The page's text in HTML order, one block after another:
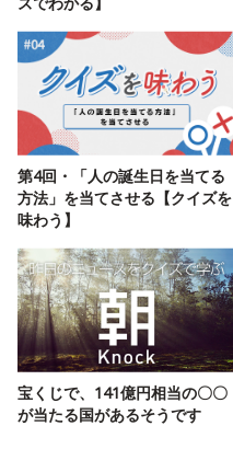
第4回・「人の誕生日を当てる
方法」を当てさせる【クイズを
味わう】
宝くじで、141億円相当の〇〇
が当たる国があるそうです